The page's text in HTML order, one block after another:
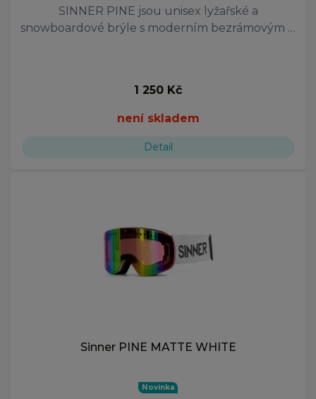
SINNER PINE jsou unisex lyžařské a
snowboardové brýle s moderním bezrámovým …
1 250 Kč
není skladem
Detail
Sinner PINE MATTE WHITE
Novinka